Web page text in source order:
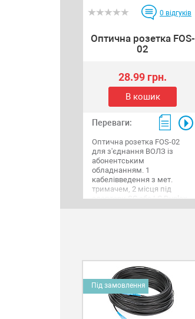
0 відгуків
Оптична розетка FOS-
02
28.99 грн.
В кошик
Переваги:
Оптична розетка FOS-02
для з'єднання ВОЛЗ із
абонентським
обладнанням. 1
кабелівведення з мет.
тримачем, 2 місця під
адаптери SC або LC Duplex,
Під замовлення